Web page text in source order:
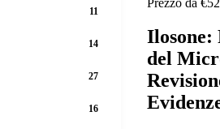
del
11
14
27
16